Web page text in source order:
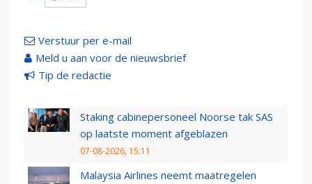
Verstuur per e-mail
Meld u aan voor de nieuwsbrief
Tip de redactie
Staking cabinepersoneel Noorse tak SAS
op laatste moment afgeblazen
07-08-2026, 15:11
Malaysia Airlines neemt maatregelen